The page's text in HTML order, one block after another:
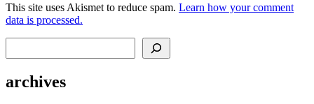
This site uses Akismet to reduce spam. Learn how your comment
data is processed.
archives